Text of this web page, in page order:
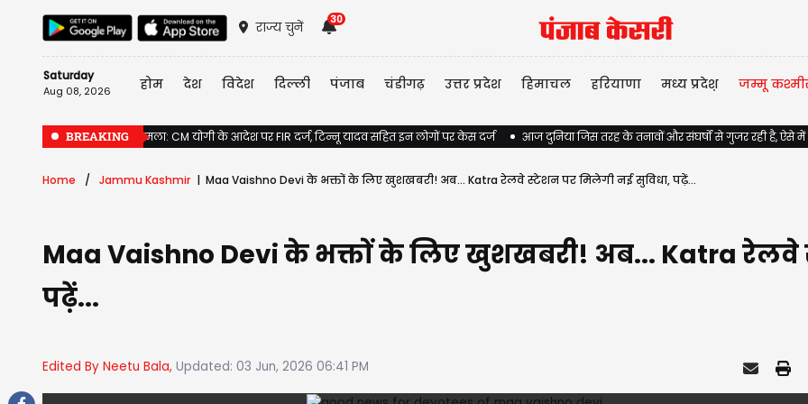
राज्य चुनें
30
Saturday
Aug 08, 2026 होम देश विदेश दिल्ली पंजाब चंडीगढ़ उत्तर प्रदेश हिमाचल हरियाणा मध्य प्रदेश़ जम्मू
BREAKING
राम मंदिर दान गबन मामला: CM योगी के आदेश पर FIR दर्ज, टिन्नू यादव सहित इन लोगों पर केस दर्ज आज दुनिया जिस तरह के तनावों और संघर्षों से गुजर रही है, ऐसे
Home Jammu Kashmir Maa Vaishno Devi के भक्तों के लिए खुशखबरी! अब... Katra रेलवे स्टेशन पर मिलेगी नई सुविधा, पढ़ें...
Maa Vaishno Devi के भक्तों के लिए खुशखबरी! अब... Katra रेलवे
पढ़ें...
Edited By Neetu Bala, Updated: 03 Jun, 2026 06:41 PM